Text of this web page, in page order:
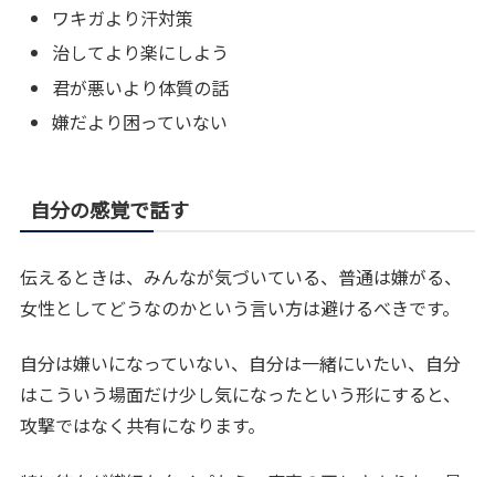
ワキガより汗対策
治してより楽にしよう
君が悪いより体質の話
嫌だより困っていない
自分の感覚で話す
伝えるときは、みんなが気づいている、普通は嫌がる、
女性としてどうなのかという言い方は避けるべきです。
自分は嫌いになっていない、自分は一緒にいたい、自分
はこういう場面だけ少し気になったという形にすると、
攻撃ではなく共有になります。